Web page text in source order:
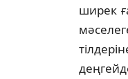
ширек